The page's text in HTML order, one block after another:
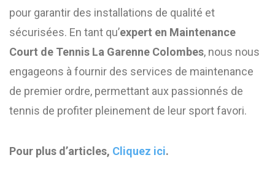
pour garantir des installations de qualité et
sécurisées. En tant qu’expert en Maintenance
Court de Tennis La Garenne Colombes, nous nous
engageons à fournir des services de maintenance
de premier ordre, permettant aux passionnés de
tennis de profiter pleinement de leur sport favori.
Pour plus d’articles, Cliquez ici.